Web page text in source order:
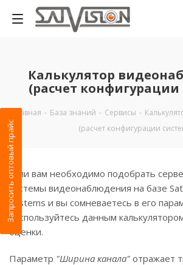
Калькулятор
(расчет
Главная - База знаний - Сервисы -
(расчет конфигурации
Если вам необходимо подобрать
системы видеонаблюдения на базе
Systems и вы сомневаетесь в его
воспользуйтесь данным
оценки.
Параметр "Ширина канала" отражает
Запросить оптовый прайс